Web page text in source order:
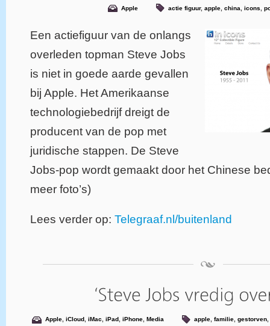
Apple actie figuur, apple, china icons
Een actiefiguur van de onlangs
overleden topman Steve Jobs
is niet in goede aarde gevallen
bij Apple. Het Amerikaanse
technologiebedrijf dreigt de
producent van de pop met
juridische stappen. De Steve
Jobs-pop wordt gemaakt door het Chinese
meer foto’s)
Lees verder op: Telegraaf.nl/buitenland
Apple, iCloud, iMac, iPad, iPhone, Media apple, familie, gestorven,